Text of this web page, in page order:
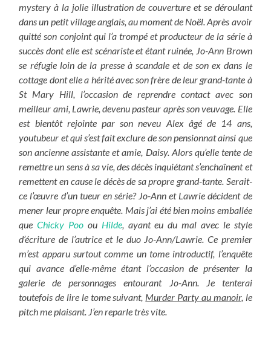
mystery à la jolie illustration de couverture et se déroulant
dans un petit village anglais, au moment de Noël. Après avoir
quitté son conjoint qui l’a trompé et producteur de la série à
succès dont elle est scénariste et étant ruinée, Jo-Ann Brown
se réfugie loin de la presse à scandale et de son ex dans le
cottage dont elle a hérité avec son frère de leur grand-tante à
St Mary Hill, l’occasion de reprendre contact avec son
meilleur ami, Lawrie, devenu pasteur après son veuvage. Elle
est bientôt rejointe par son neveu Alex âgé de 14 ans,
youtubeur et qui s’est fait exclure de son pensionnat ainsi que
son ancienne assistante et amie, Daisy. Alors qu’elle tente de
remettre un sens à sa vie, des décès inquiétant s’enchaînent et
remettent en cause le décès de sa propre grand-tante. Serait-
ce l’œuvre d’un tueur en série? Jo-Ann et Lawrie décident de
mener leur propre enquête. Mais j’ai été bien moins emballée
queChicky Poo ou Hilde, ayant eu du mal avec le style
d’écriture de l’autrice et le duo Jo-Ann/Lawrie. Ce premier
m’est apparu surtout comme un tome introductif, l’enquête
qui avance d’elle-même étant l’occasion de présenter la
galerie de personnages entourant Jo-Ann. Je tenterai
toutefois de lire le tome suivant, Murder Party au manoir, le
pitch me plaisant. J’en reparle très vite.